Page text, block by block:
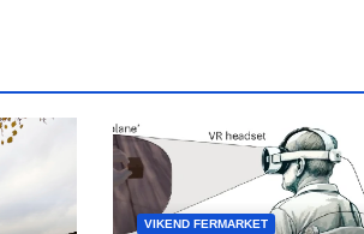
VIKEND FERMARKET